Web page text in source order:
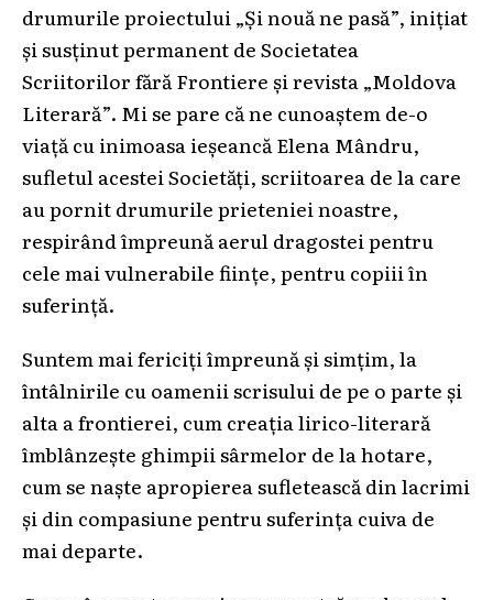
drumurile proiectului „Și nouă ne pasă”, inițiat
și susținut permanent de Societatea
Scriitorilor fără Frontiere și revista „Moldova
Literară”. Mi se pare că ne cunoaștem de-o
viață cu inimoasa ieșeancă Elena Mândru,
sufletul acestei Societăți, scriitoarea de la care
au pornit drumurile prieteniei noastre,
respirând împreună aerul dragostei pentru
cele mai vulnerabile ființe, pentru copiii în
suferință.
Suntem mai fericiți împreună și simțim, la
întâlnirile cu oamenii scrisului de pe o parte și
alta a frontierei, cum creația lirico-literară
îmblânzește ghimpii sârmelor de la hotare,
cum se naște apropierea sufletească din lacrimi
și din compasiune pentru suferința cuiva de
mai departe.